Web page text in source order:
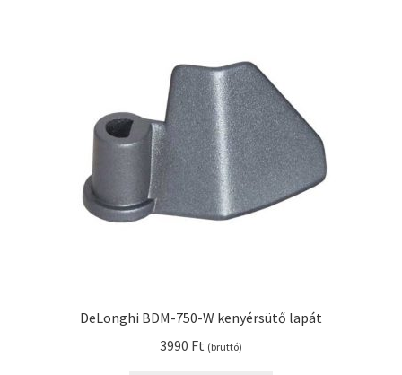
DeLonghi BDM-750-W kenyérsütő lapát
3990 Ft (bruttó)